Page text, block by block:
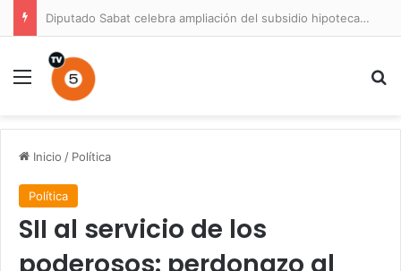
Diputado Sabat celebra ampliación del subsidio hipotecario con viviendas de hasta 6.000 UF
Menú
Inicio / Política
Política
SII al servicio de los